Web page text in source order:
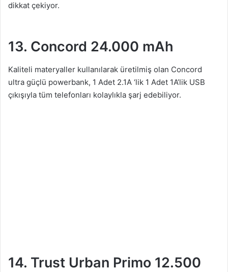
dikkat çekiyor.
13. Concord 24.000 mAh
Kaliteli materyaller kullanılarak üretilmiş olan Concord
ultra güçlü powerbank, 1 Adet 2.1A ‘lik 1 Adet 1A’lik USB
çıkışıyla tüm telefonları kolaylıkla şarj edebiliyor.
14. Trust Urban Primo 12.500